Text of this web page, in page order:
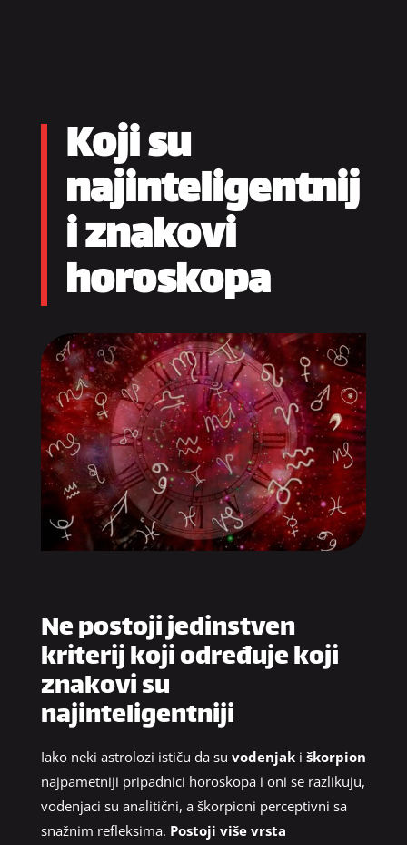
Koji su
najinteligentnij
i znakovi
horoskopa
Ne postoji jedinstven
kriterij koji određuje koji
znakovi su
najinteligentniji
Iako neki astrolozi ističu da su vodenjaki škorpion
najpametniji pripadnici horoskopa i oni se razlikuju,
vodenjaci su analitični, a škorpioni perceptivni sa
snažnim refleksima. Postoji više vrsta